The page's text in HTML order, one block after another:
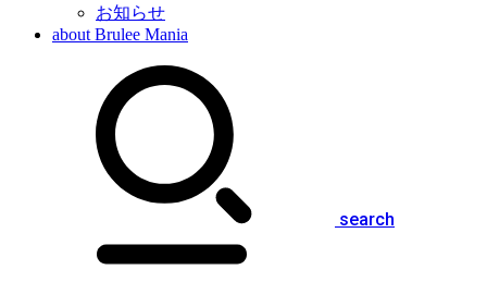
お知らせ
about Brulee Mania
search